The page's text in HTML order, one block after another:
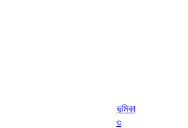
ভূমিকা
৩